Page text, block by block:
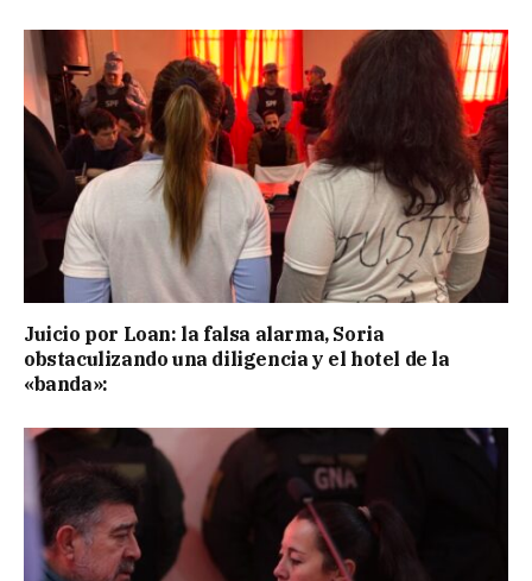
Juicio por Loan: la falsa alarma, Soria
obstaculizando una diligencia y el hotel de la
«banda»: